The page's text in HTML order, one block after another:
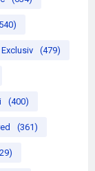
Exclusiv (479)
(400)
(361)